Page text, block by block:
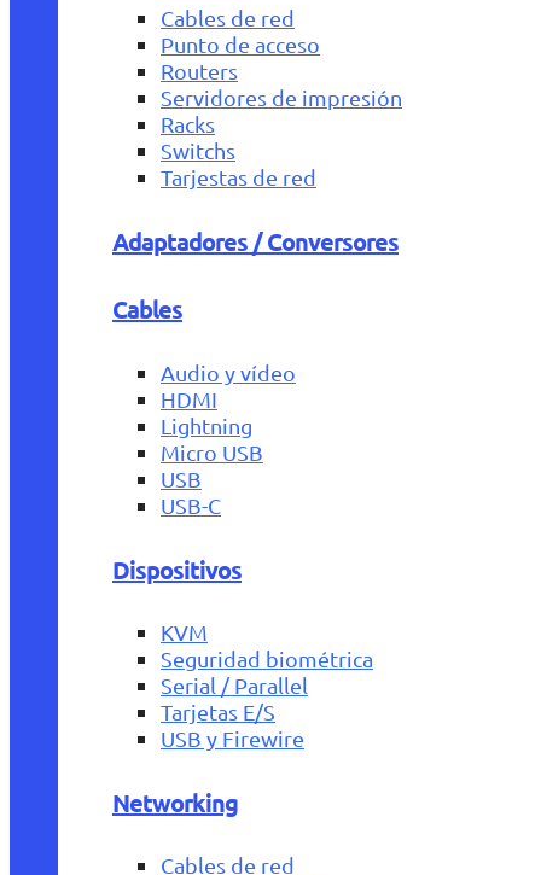
Cables de red
Punto de acceso
Routers
Servidores de impresión
Racks
Switchs
Tarjestas de red
Adaptadores / Conversores
Cables
Audio y vídeo
HDMI
Lightning
Micro USB
USB
USB-C
Dispositivos
KVM
Seguridad biométrica
Serial / Parallel
Tarjetas E/S
USB y Firewire
Networking
Cables de red